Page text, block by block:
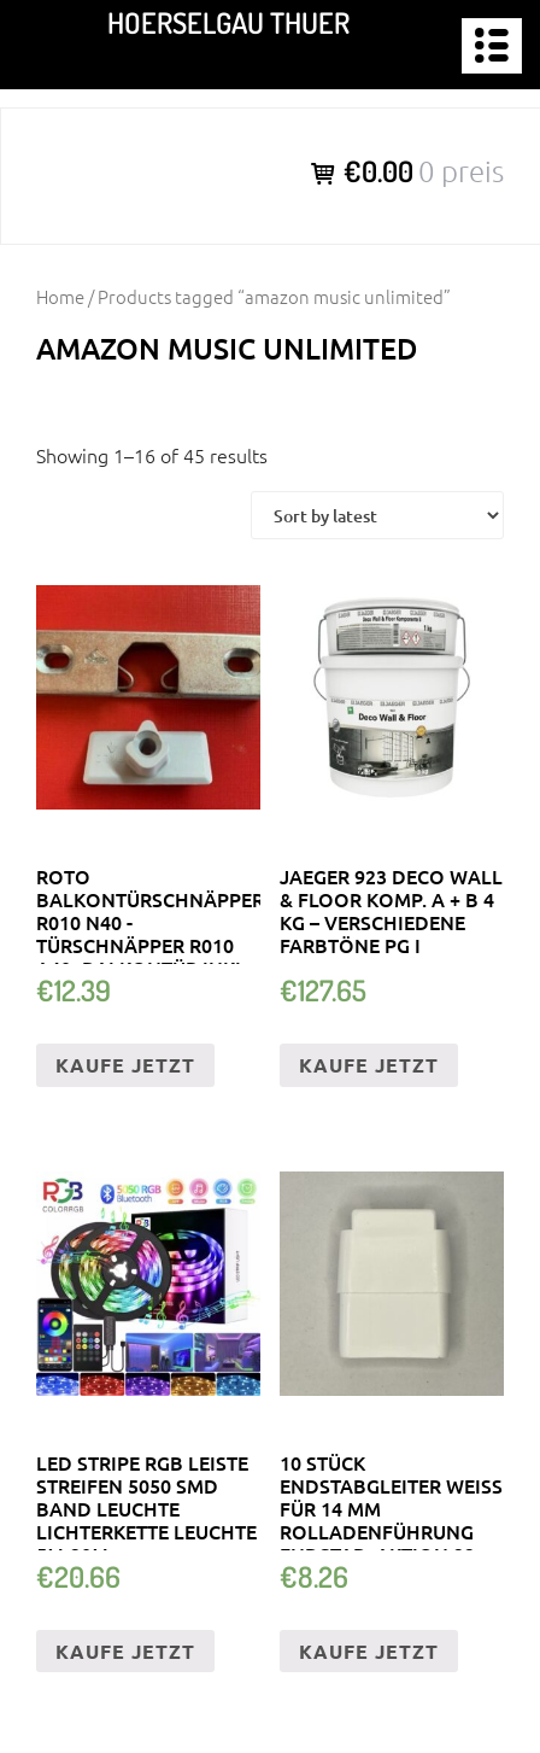
springen
HOERSELGAU THUER
€0.00 0 preis
Home/ Products tagged “amazon music unlimited”
AMAZON MUSIC UNLIMITED
Showing 1–16 of 45 results
ROTO
BALKONTÜRSCHNÄPPER
R010 N40 -
TÜRSCHNÄPPER R010
A40- BALKONTÜR INKL.
ZAPFEN
€12.39
KAUFE JETZT
JAEGER 923 DECO WALL
& FLOOR KOMP. A + B 4
KG – VERSCHIEDENE
FARBTÖNE PG I
€127.65
KAUFE JETZT
LED STRIPE RGB LEISTE
STREIFEN 5050 SMD
BAND LEUCHTE
LICHTERKETTE LEUCHTE
5M-20M
€20.66
KAUFE JETZT
10 STÜCK
ENDSTABGLEITER WEISS F
ÜR 14 MM R
OLLADENFÜHRUNG E
NDSTAB. AKTION 22
€8.26
KAUFE JETZT